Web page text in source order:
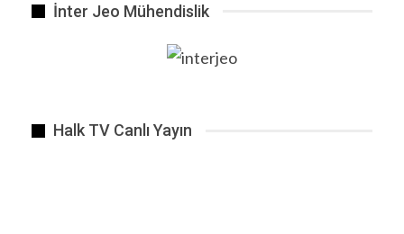
İnter Jeo Mühendislik
Halk TV Canlı Yayın